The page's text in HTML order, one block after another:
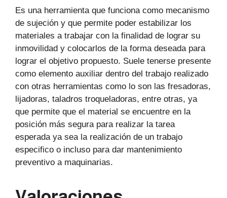
Es una herramienta que funciona como mecanismo
de sujeción y que permite poder estabilizar los
materiales a trabajar con la finalidad de lograr su
inmovilidad y colocarlos de la forma deseada para
lograr el objetivo propuesto. Suele tenerse presente
como elemento auxiliar dentro del trabajo realizado
con otras herramientas como lo son las fresadoras,
lijadoras, taladros troqueladoras, entre otras, ya
que permite que el material se encuentre en la
posición más segura para realizar la tarea
esperada ya sea la realización de un trabajo
especifico o incluso para dar mantenimiento
preventivo a maquinarias.